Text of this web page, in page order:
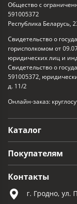
Общество с
591005372
Республика Беларусь,
Свидетельство о
горисполкомом от
юридических лиц и
Свидетельство о
591005372,
д. 11/2
Онлайн-заказ:
Каталог
Покупателям
Контакты
г. Гродно, ул.